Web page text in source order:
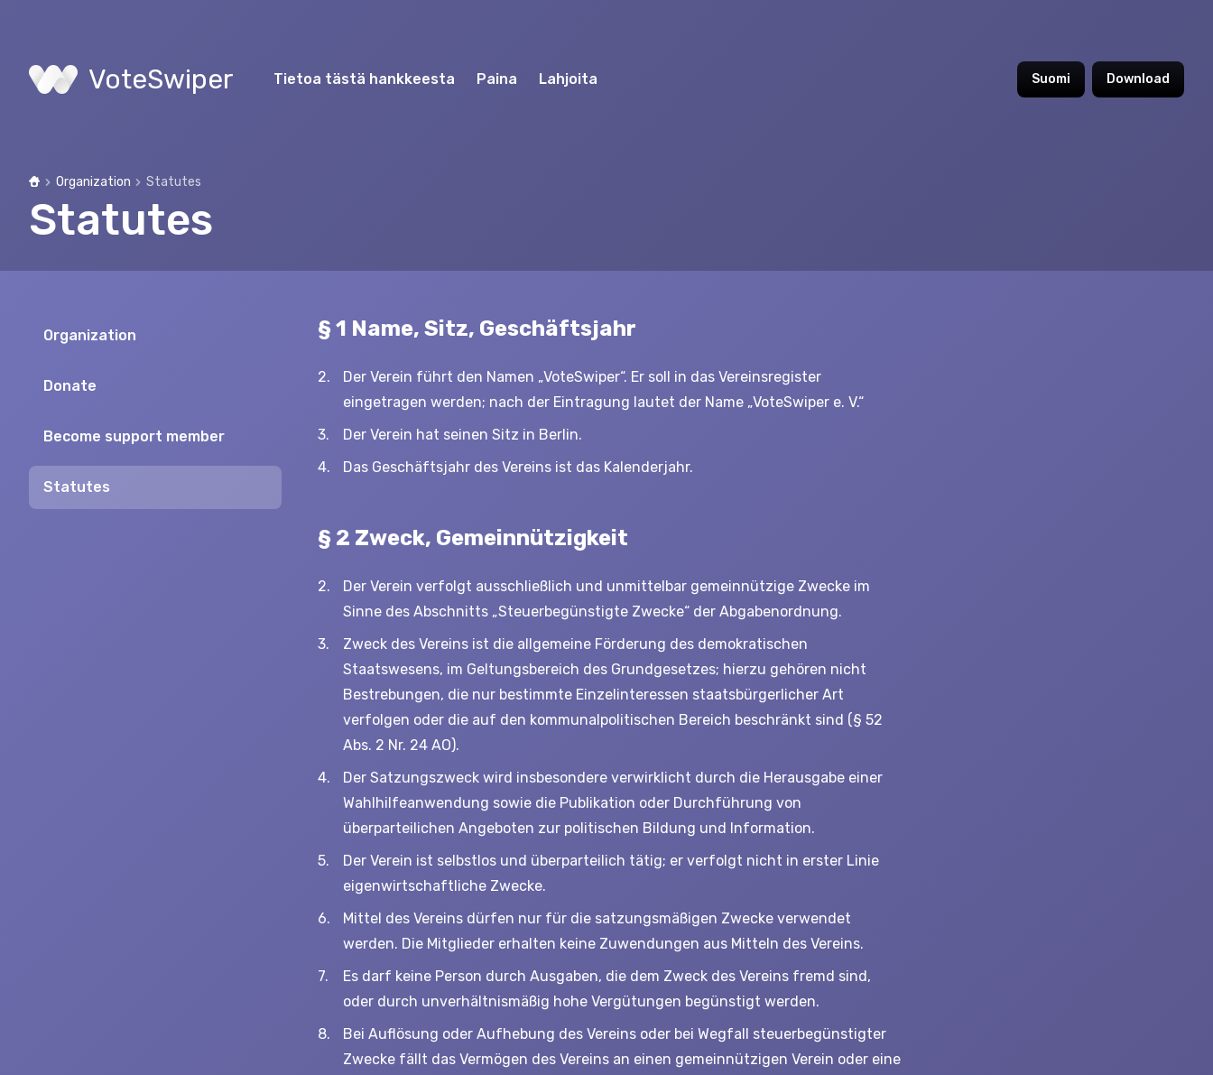
VoteSwiper Tietoa tästä hankkeesta Paina Lahjoita Suomi Download
HomeOrganization Statutes
Statutes
Organization
Donate
Become support member
Statutes
§ 1 Name, Sitz, Geschäftsjahr
Der Verein führt den Namen „VoteSwiper“. Er soll in das Vereinsregister
eingetragen werden; nach der Eintragung lautet der Name „VoteSwiper e. V.“
Der Verein hat seinen Sitz in Berlin.
Das Geschäftsjahr des Vereins ist das Kalenderjahr.
§ 2 Zweck, Gemeinnützigkeit
Der Verein verfolgt ausschließlich und unmittelbar gemeinnützige Zwecke im
Sinne des Abschnitts „Steuerbegünstigte Zwecke“ der Abgabenordnung.
Zweck des Vereins ist die allgemeine Förderung des demokratischen
Staatswesens, im Geltungsbereich des Grundgesetzes; hierzu gehören nicht
Bestrebungen, die nur bestimmte Einzelinteressen staatsbürgerlicher Art
verfolgen oder die auf den kommunalpolitischen Bereich beschränkt sind (§ 52
Abs. 2 Nr. 24 AO).
Der Satzungszweck wird insbesondere verwirklicht durch die Herausgabe einer
Wahlhilfeanwendung sowie die Publikation oder Durchführung von
überparteilichen Angeboten zur politischen Bildung und Information.
Der Verein ist selbstlos und überparteilich tätig; er verfolgt nicht in erster Linie
eigenwirtschaftliche Zwecke.
Mittel des Vereins dürfen nur für die satzungsmäßigen Zwecke verwendet
werden. Die Mitglieder erhalten keine Zuwendungen aus Mitteln des Vereins.
Es darf keine Person durch Ausgaben, die dem Zweck des Vereins fremd sind,
oder durch unverhältnismäßig hohe Vergütungen begünstigt werden.
Bei Auflösung oder Aufhebung des Vereins oder bei Wegfall steuerbegünstigter
Zwecke fällt das Vermögen des Vereins an einen gemeinnützigen Verein oder eine